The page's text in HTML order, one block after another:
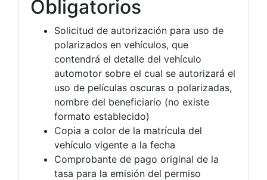
Obligatorios
Solicitud de autorización para uso de
polarizados en vehículos, que
contendrá el detalle del vehículo
automotor sobre el cual se autorizará el
uso de películas oscuras o polarizadas,
nombre del beneficiario (no existe
formato establecido)
Copia a color de la matrícula del
vehículo vigente a la fecha
Comprobante de pago original de la
tasa para la emisión del permiso